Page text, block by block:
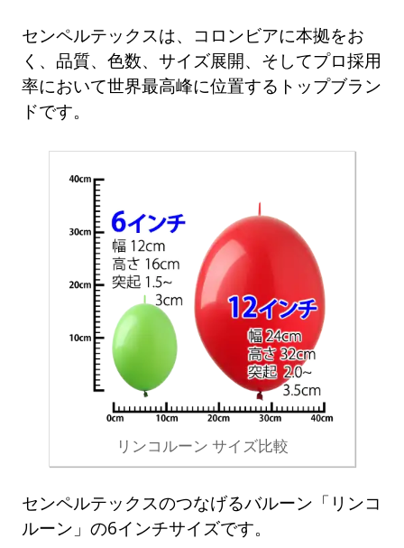
センペルテックスは、コロンビアに本拠をお
く、品質、色数、サイズ展開、そしてプロ採用
率において世界最高峰に位置するトップブラン
ドです。
リンコルーン サイズ比較
センペルテックスのつなげるバルーン「リンコ
ルーン」の6インチサイズです。